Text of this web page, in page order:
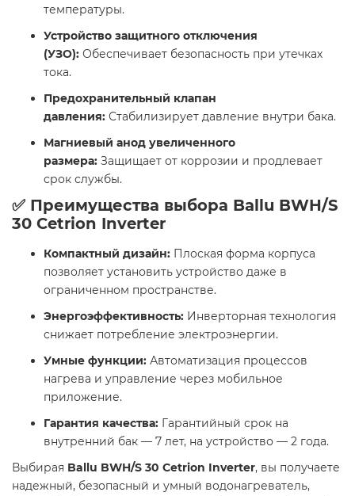
температуры.
Устройство защитного отключения
(УЗО): Обеспечивает безопасность при утечках
тока.
Предохранительный клапан
давления: Стабилизирует давление внутри бака.
Магниевый анод увеличенного
размера: Защищает от коррозии и продлевает
срок службы.​
✅ Преимущества выбора Ballu BWH/S
30 Cetrion Inverter
Компактный дизайн: Плоская форма корпуса
позволяет установить устройство даже в
ограниченном пространстве.
Энергоэффективность: Инверторная технология
снижает потребление электроэнергии.
Умные функции: Автоматизация процессов
нагрева и управление через мобильное
приложение.
Гарантия качества: Гарантийный срок на
внутренний бак — 7 лет, на устройство — 2 года.​
Выбирая Ballu BWH/S 30 Cetrion Inverter, вы получаете
надежный, безопасный и умный водонагреватель,